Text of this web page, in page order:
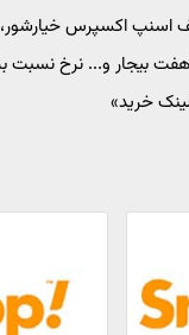
اکسپرس خیارشور،
خرید»